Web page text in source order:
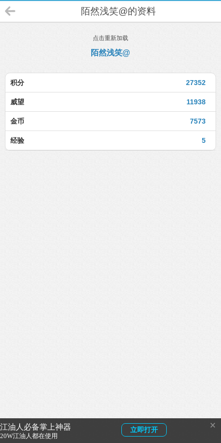
江油人必备掌上神器
20W江油人都在使用
立即打开 ×
陌然浅笑@的资料
点击重新加载
陌然浅笑@
27352
积分
11938
威望
7573
金币
5
经验